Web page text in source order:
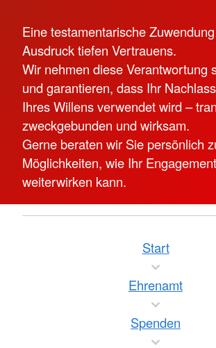
Eine testamentarische
Ausdruck tiefen Vertrauens.
Wir nehmen diese Verantwortung
und garantieren, dass Ihr
Ihres Willens verwendet wird –
zweckgebunden und wirksam.
Gerne beraten wir Sie persönlich
Möglichkeiten, wie Ihr Engagement
weiterwirken kann.
Start
Ehrenamt
Spenden